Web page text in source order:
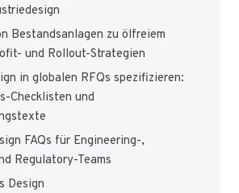
Bestandsanlagen zu ölfreiem
und Rollout-Strategien
in globalen RFQs spezifizieren:
Checklisten und
FAQs für Engineering-,
Regulatory-Teams
Design